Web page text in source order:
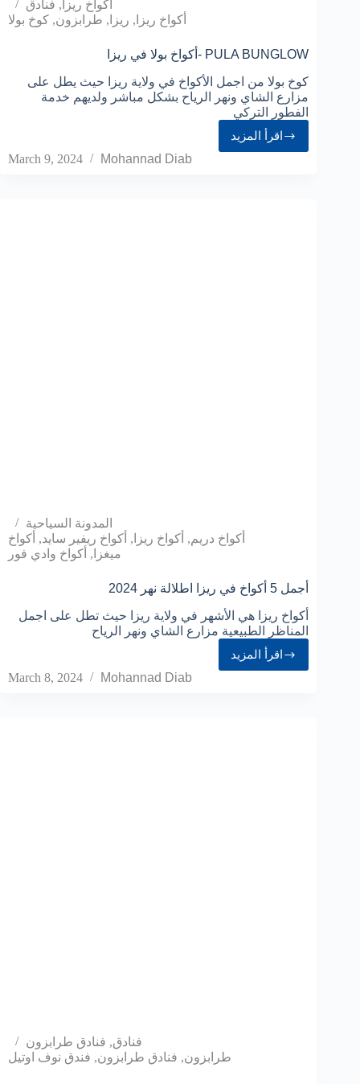
أكواخ ريزا , فنادق
أكواخ ريزا , ريزا , طرابزون, كوخ بولا
أكواخ بولا في ريزا- PULA BUNGLOW
كوخ بولا من اجمل الأكواخ في ولاية ريزا حيث يطل على
مزارع الشاي ونهر الرياح بشكل مباشر ولديهم خدمة
الفطور التركي
اقرأ المزيد
Mohannad Diab
March 9, 2024
المدونة السياحية
أكواخ دريم, أكواخ ريزا , أكواخ ريفير سايد, أكواخ
ميغزا , أكواخ وادي فور
2024 أجمل 5 أكواخ في ريزا اطلالة نهر
أكواخ ريزا هي الأشهر في ولاية ريزا حيث تطل على اجمل
المناظر الطبيعية مزارع الشاي ونهر الرياح
اقرأ المزيد
Mohannad Diab
March 8, 2024
فنادق, فنادق طرابزون
طرابزون, فنادق طرابزون, فندق نوف اوتيل